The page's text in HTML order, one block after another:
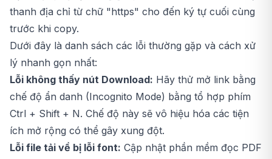
thanh địa chỉ từ chữ "https" cho đến ký tự cuối cùng
trước khi copy.
Dưới đây là danh sách các lỗi thường gặp và cách xử
lý nhanh gọn nhất:
Lỗi không thấy nút Download: Hãy thử mở link bằng
chế độ ẩn danh (Incognito Mode) bằng tổ hợp phím
Ctrl + Shift + N. Chế độ này sẽ vô hiệu hóa các tiện
ích mở rộng có thể gây xung đột.
Lỗi file tải về bị lỗi font: Cập nhật phần mềm đọc PDF